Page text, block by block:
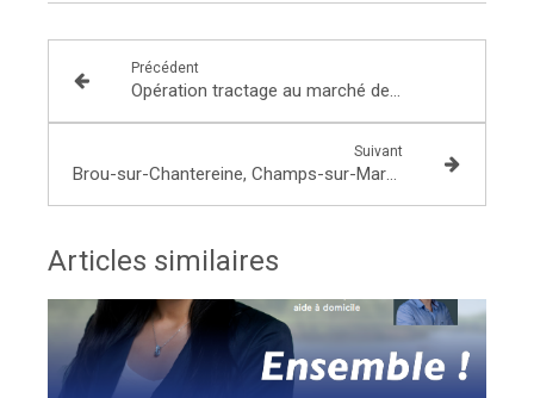
Précédent
Opération tractage au marché de Chelles : informer et échanger sur le Grand Débat organisé à Emerainville le jeudi 31 janvier 2019
Suivant
Brou-sur-Chantereine, Champs-sur-Marne et Chelles se voient attribuer des financements au titre de la Dotation de soutien à l’investissement public local (DSIL)
Articles similaires